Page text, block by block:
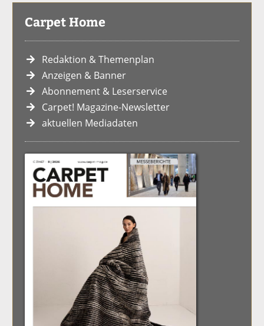
Carpet Home
Redaktion & Themenplan
Anzeigen & Banner
Abonnement & Leserservice
Carpet! Magazine-Newsletter
aktuellen Mediadaten